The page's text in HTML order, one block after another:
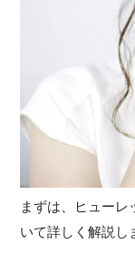
まずは、ヒューレ
いて詳しく解説し